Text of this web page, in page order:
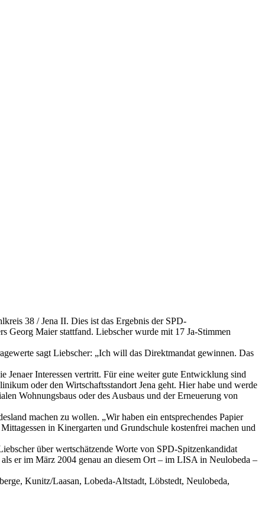
38 / Jena II. Dies ist das Ergebnis der SPD-
Georg Maier stattfand. Liebscher wurde mit 17 Ja-Stimmen
sagt Liebscher: „Ich will das Direktmandat gewinnen. Das
Jenaer Interessen vertritt. Für eine weiter gute Entwicklung sind
oder den Wirtschaftsstandort Jena geht. Hier habe und werde
Wohnungsbaus oder des Ausbaus und der Erneuerung von
machen zu wollen. „Wir haben ein entsprechendes Papier
in Kinergarten und Grundschule kostenfrei machen und
über wertschätzende Worte von SPD-Spitzenkandidat
er im März 2004 genau an diesem Ort – im LISA in Neulobeda –
Kunitz/Laasan, Lobeda-Altstadt, Löbstedt, Neulobeda,